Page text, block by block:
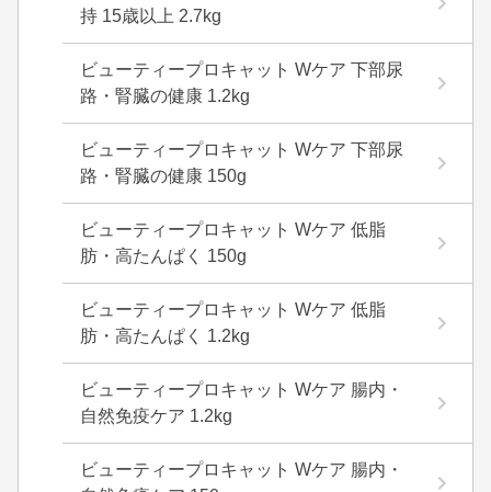
持 15歳以上 2.7kg
ビューティープロキャット Wケア 下部尿
路・腎臓の健康 1.2kg
ビューティープロキャット Wケア 下部尿
路・腎臓の健康 150g
ビューティープロキャット Wケア 低脂
肪・高たんぱく 150g
ビューティープロキャット Wケア 低脂
肪・高たんぱく 1.2kg
ビューティープロキャット Wケア 腸内・
自然免疫ケア 1.2kg
ビューティープロキャット Wケア 腸内・